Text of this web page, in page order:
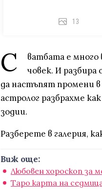
13
С
ватбата е много
човек. И
да настъпят промени
астролог разбрахме
зодии.
Разберете в галерия,
Виж още:
Любовен хороскоп за
Таро карта на